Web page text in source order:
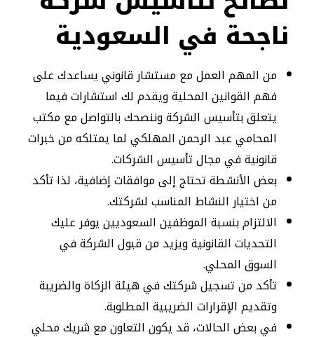
ناجحة في السعودية
من المهم العمل مع مستشار قانوني يساعدك على
فهم القوانين المحلية ويقدم لك استشارات فيما
يتعلق بتأسيس الشركة وننصحك بالتواصل مع مكتب
المحامي عبد الرحمن المهلكي لما يمتلكه من خبرات
قانونية في مجال تأسيس الشركات.
بعض الأنشطة تحتاج إلى موافقات إضافية، لذا تأكد
من اختيار النشاط المناسب لشركتك.
الالتزام بنسبة الموظفين السعوديين يوفر عليك
التحديات القانونية ويزيد من قبول الشركة في
السوق المحلي.
تأكد من تسجيل شركتك في هيئة الزكاة والضريبة
وتقديم الإقرارات الضريبية المطلوبة.
في بعض الحالات، قد يكون التعاون مع شريك محلي